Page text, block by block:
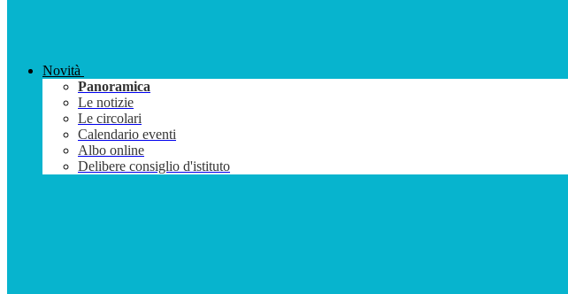
Novità
Panoramica
Le notizie
Le circolari
Calendario eventi
Albo online
Delibere consiglio d'istituto